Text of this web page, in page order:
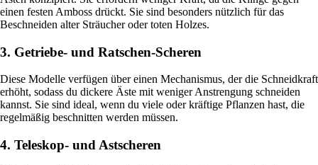
einen festen Amboss drückt. Sie sind besonders nützlich für das
Beschneiden alter Sträucher oder toten Holzes.
3. Getriebe- und Ratschen-Scheren
Diese Modelle verfügen über einen Mechanismus, der die Schneidkraft
erhöht, sodass du dickere Äste mit weniger Anstrengung schneiden
kannst. Sie sind ideal, wenn du viele oder kräftige Pflanzen hast, die
regelmäßig beschnitten werden müssen.
4. Teleskop- und Astscheren